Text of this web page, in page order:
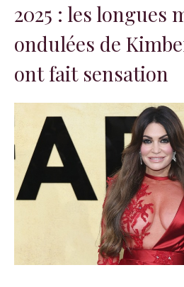
2025 : les longues
ondulées de
ont fait sensation